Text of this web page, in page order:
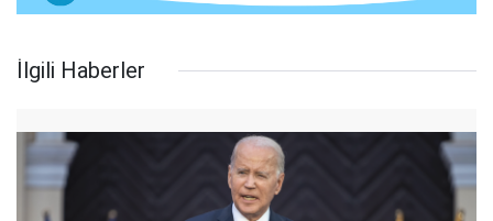
İlgili Haberler